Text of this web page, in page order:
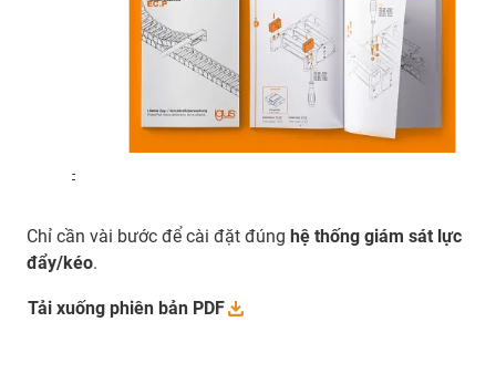
-
Chỉ cần vài bước để cài đặt đúng hệ thống giám sát lực
đẩy/kéo.
Tải xuống phiên bản PDF